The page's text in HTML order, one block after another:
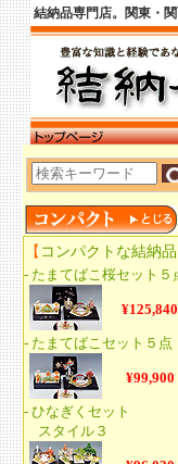
結納品専門店。関東・